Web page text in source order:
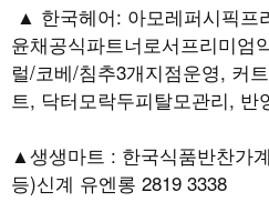
▲ 한국헤어: 아모레퍼시픽프
윤채공식파트너로서프리미엄
럴/코베/침추3개지점운영, 커
트, 닥터모락두피탈모관리, 반
▲생생마트 : 한국식품반찬가
등)신계 유엔롱 2819 3338